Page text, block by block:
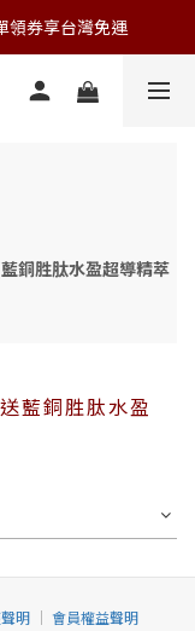
領券享台灣免運
領券享台灣免運
灣)
銅胜肽水盈超導精萃
藍銅胜肽水盈
明 ｜ 會員權益聲明